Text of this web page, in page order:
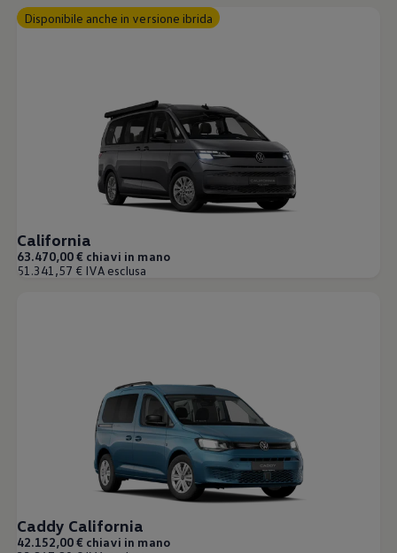
Disponibile anche in versione ibrida
California
63.470,00 € chiavi in mano
51.341,57 € IVA esclusa
Caddy California
42.152,00 € chiavi in mano